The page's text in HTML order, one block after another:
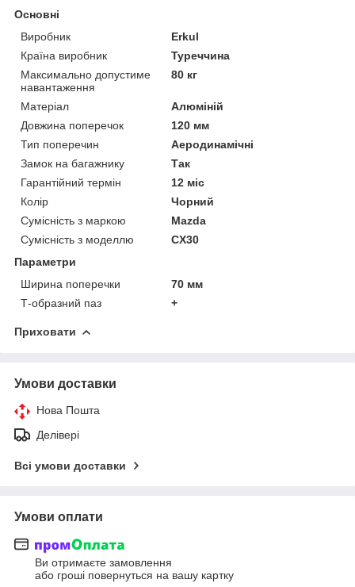
Основні
Виробник
Erkul
Країна виробник
Туреччина
Максимально допустиме
навантаження
80 кг
Матеріал
Алюміній
Довжина поперечок
120 мм
Тип поперечин
Аеродинамічні
Замок на багажнику
Так
Гарантійний термін
12 міс
Колір
Чорний
Сумісність з маркою
Mazda
Сумісність з моделлю
CX30
Параметри
Ширина поперечки
70 мм
Т-образний паз
+
Приховати
Умови доставки
Нова Пошта
Делівері
Всі умови доставки
Умови оплати
Ви отримаєте замовлення
або гроші повернуться на вашу картку